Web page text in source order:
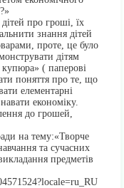
про гроші, їх
знання дітей
проте, це було
дітям
купюра» ( паперові
поняття про те, що
елементарні
економіку.
до грошей,
на тему:«Творче
та сучасних
предметів